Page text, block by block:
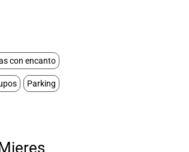
con encanto
Parking